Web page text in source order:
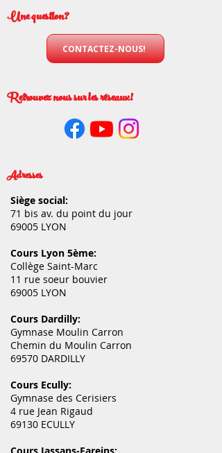
Une question?
CONTACTEZ-NOUS!
Retrouvez nous sur les réseaux!
Adresses
Siège social:
71 bis av. du point du jour
69005 LYON
Cours Lyon 5ème:
Collège Saint-Marc
11 rue soeur bouvier
69005 LYON
Cours Dardilly:
Gymnase Moulin Carron
Chemin du Moulin Carron
69570 DARDILLY
Cours Ecully:
Gymnase des Cerisiers
4 rue Jean Rigaud
69130 ECULLY